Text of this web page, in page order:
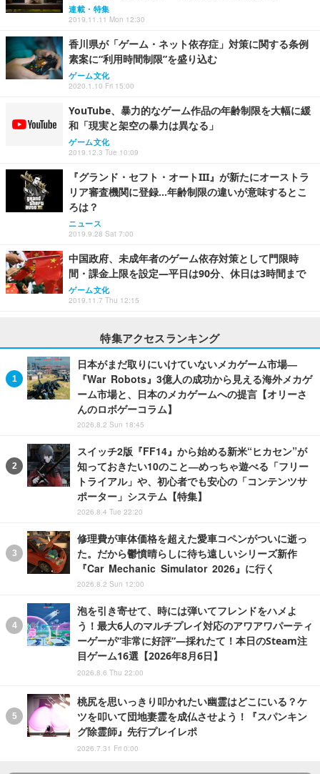
連載・特集
2019.11.11 Mon 12:30
香川県が「ゲーム・ネット依存症」対策に関する条例
素案に“利用時間制限”を盛り込む
ゲーム文化
2020.1.10 Fri 15:00
YouTube、暴力的なゲーム作品の年齢制限を大幅に緩
和「現実と架空の暴力は異なる」
ゲーム文化
2019.12.3 Tue 10:09
『グランド・セフト・オートIII』が新たにオーストラ
リア審査機関に登録…年齢制限の違いが意味するとこ
ろは？
ニュース
2019.9.28 Sat 7:00
中国政府、未成年者のゲーム依存対策として門限時
間・課金上限を設定―平日は90分、休日は3時間まで
ゲーム文化
2019.11.7 Thu 12:15
特集アクセスランキング
日本がまだ取りにいけていないメカゲーム市場―
『War Robots』3億人の成功から見える海外メカゲ
ーム市場と、日本のメカゲームへの提言【オリーさ
んのロボゲーコラム】
2026.8.2 Sun 18:45
スイッチ2版『FF14』から始める新米“ヒカセン”が
知っておきたい10のこと―めっちゃ遊べる「フリー
トライアル」や、初心者でも安心の「コンテンツサ
ポーター」システム【特集】
2026.8.4 Tue 22:20
修理費が車体価格を超えた愛車コペンがついに逝っ
た。だから鬱憤晴らしに待ち遠しいシリーズ新作
『Car Mechanic Simulator 2026』に行く
2026.8.2 Sun 12:00
泡を引き寄せて、時には弾いてフレンドをハメよ
う！最大6人のマルチプレイ対応のアワアワパーティ
ーゲーが“非常に好評”―採れたて！本日のSteam注
目ゲーム16選【2026年8月6日】
2026.8.6 Thu 22:00
桃尻を思いっきり叩かれたい幽霊はどこにいる？ケ
ツを叩いて団地妻霊を成仏させよう！『スパンキン
グ除霊師』先行プレイレポ
2026.7.31 Fri 0:00